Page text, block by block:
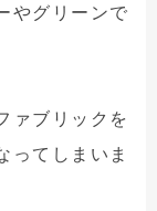
やグリーンで
ァブリックを
ってしまいま